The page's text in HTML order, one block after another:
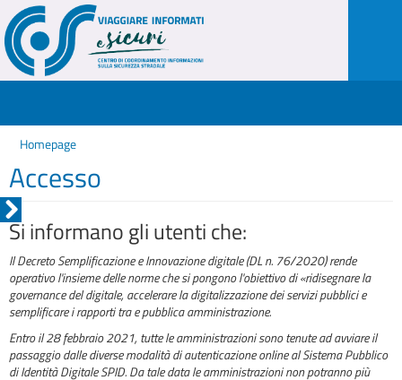
Homepage
Accesso
Si informano gli utenti che:
Il Decreto Semplificazione e Innovazione digitale (DL n. 76/2020) rende
operativo l'insieme delle norme che si pongono l'obiettivo di «ridisegnare la
governance del digitale, accelerare la digitalizzazione dei servizi pubblici e
semplificare i rapporti tra e pubblica amministrazione.
Entro il 28 febbraio 2021, tutte le amministrazioni sono tenute ad avviare il
passaggio dalle diverse modalità di autenticazione online al Sistema Pubblico
di Identità Digitale SPID. Da tale data le amministrazioni non potranno più